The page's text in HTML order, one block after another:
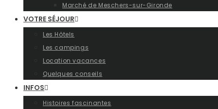
Marché de Meschers-sur-Gironde
VOTRE SÉJOUR
Les Hôtels
Les campings
Location vacances
Quelques conseils
INFOS
Histoires fascinantes